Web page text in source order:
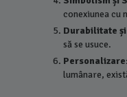
conexiunea cu
Durabilitate
să se usuce.
Personalizare:
lumânare,